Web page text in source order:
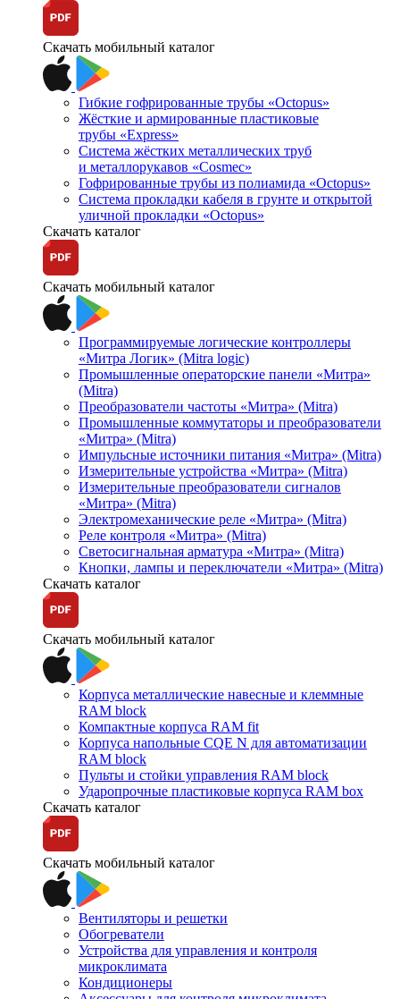
Скачать мобильный каталог
Гибкие гофрированные трубы «Octopus»
Жёсткие и армированные пластиковые
трубы «Express»
Система жёстких металлических труб
и металлорукавов «Cosmec»
Гофрированные трубы из полиамида «Octopus»
Система прокладки кабеля в грунте и открытой
уличной прокладки «Octopus»
Скачать каталог
Скачать мобильный каталог
Программируемые логические контроллеры
«Митра Логик» (Mitra logic)
Промышленные операторские панели «Митра»
(Mitra)
Преобразователи частоты «Митра» (Mitra)
Промышленные коммутаторы и преобразователи
«Митра» (Mitra)
Импульсные источники питания «Митра» (Mitra)
Измерительные устройства «Митра» (Mitra)
Измерительные преобразователи сигналов
«Митра» (Mitra)
Электромеханические реле «Митра» (Mitra)
Реле контроля «Митра» (Mitra)
Светосигнальная арматура «Митра» (Mitra)
Кнопки, лампы и переключатели «Митра» (Mitra)
Скачать каталог
Скачать мобильный каталог
Корпуса металлические навесные и клеммные
RAM block
Компактные корпуса RAM fit
Корпуса напольные CQE N для автоматизации
RAM block
Пульты и стойки управления RAM block
Ударопрочные пластиковые корпуса RAM box
Скачать каталог
Скачать мобильный каталог
Вентиляторы и решетки
Обогреватели
Устройства для управления и контроля
микроклимата
Кондиционеры